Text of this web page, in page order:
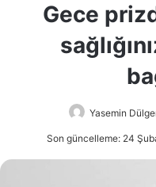
Gece
Yasemin
Son güncelleme: 24